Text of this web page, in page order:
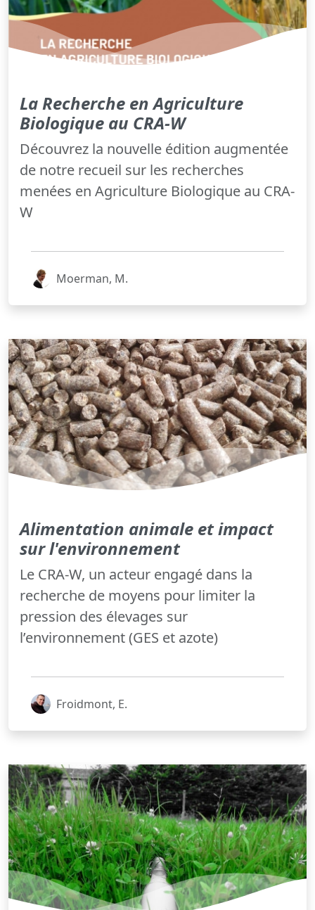
La Recherche en Agriculture
Biologique au CRA-W
Découvrez la nouvelle édition augmentée
de notre recueil sur les recherches
menées en Agriculture Biologique au CRA-
W
Moerman, M.
Alimentation animale et impact
sur l'environnement
Le CRA-W, un acteur engagé dans la
recherche de moyens pour limiter la
pression des élevages sur
l’environnement (GES et azote)
Froidmont, E.